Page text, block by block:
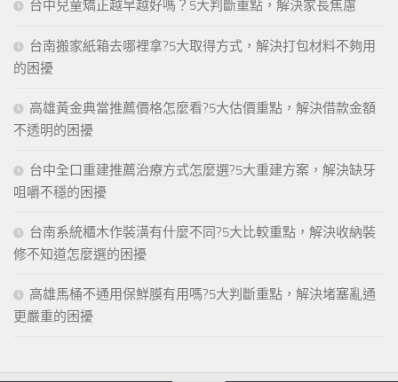
台中兒童矯正越早越好嗎？5大判斷重點，解決家長焦慮
台南搬家紙箱去哪裡拿?5大取得方式，解決打包材料不夠用
的困擾
高雄黃金典當推薦價格怎麼看?5大估價重點，解決借款金額
不透明的困擾
台中全口重建推薦治療方式怎麼選?5大重建方案，解決缺牙
咀嚼不穩的困擾
台南系統櫃木作裝潢有什麼不同?5大比較重點，解決收納裝
修不知道怎麼選的困擾
高雄馬桶不通用保鮮膜有用嗎?5大判斷重點，解決堵塞亂通
更嚴重的困擾